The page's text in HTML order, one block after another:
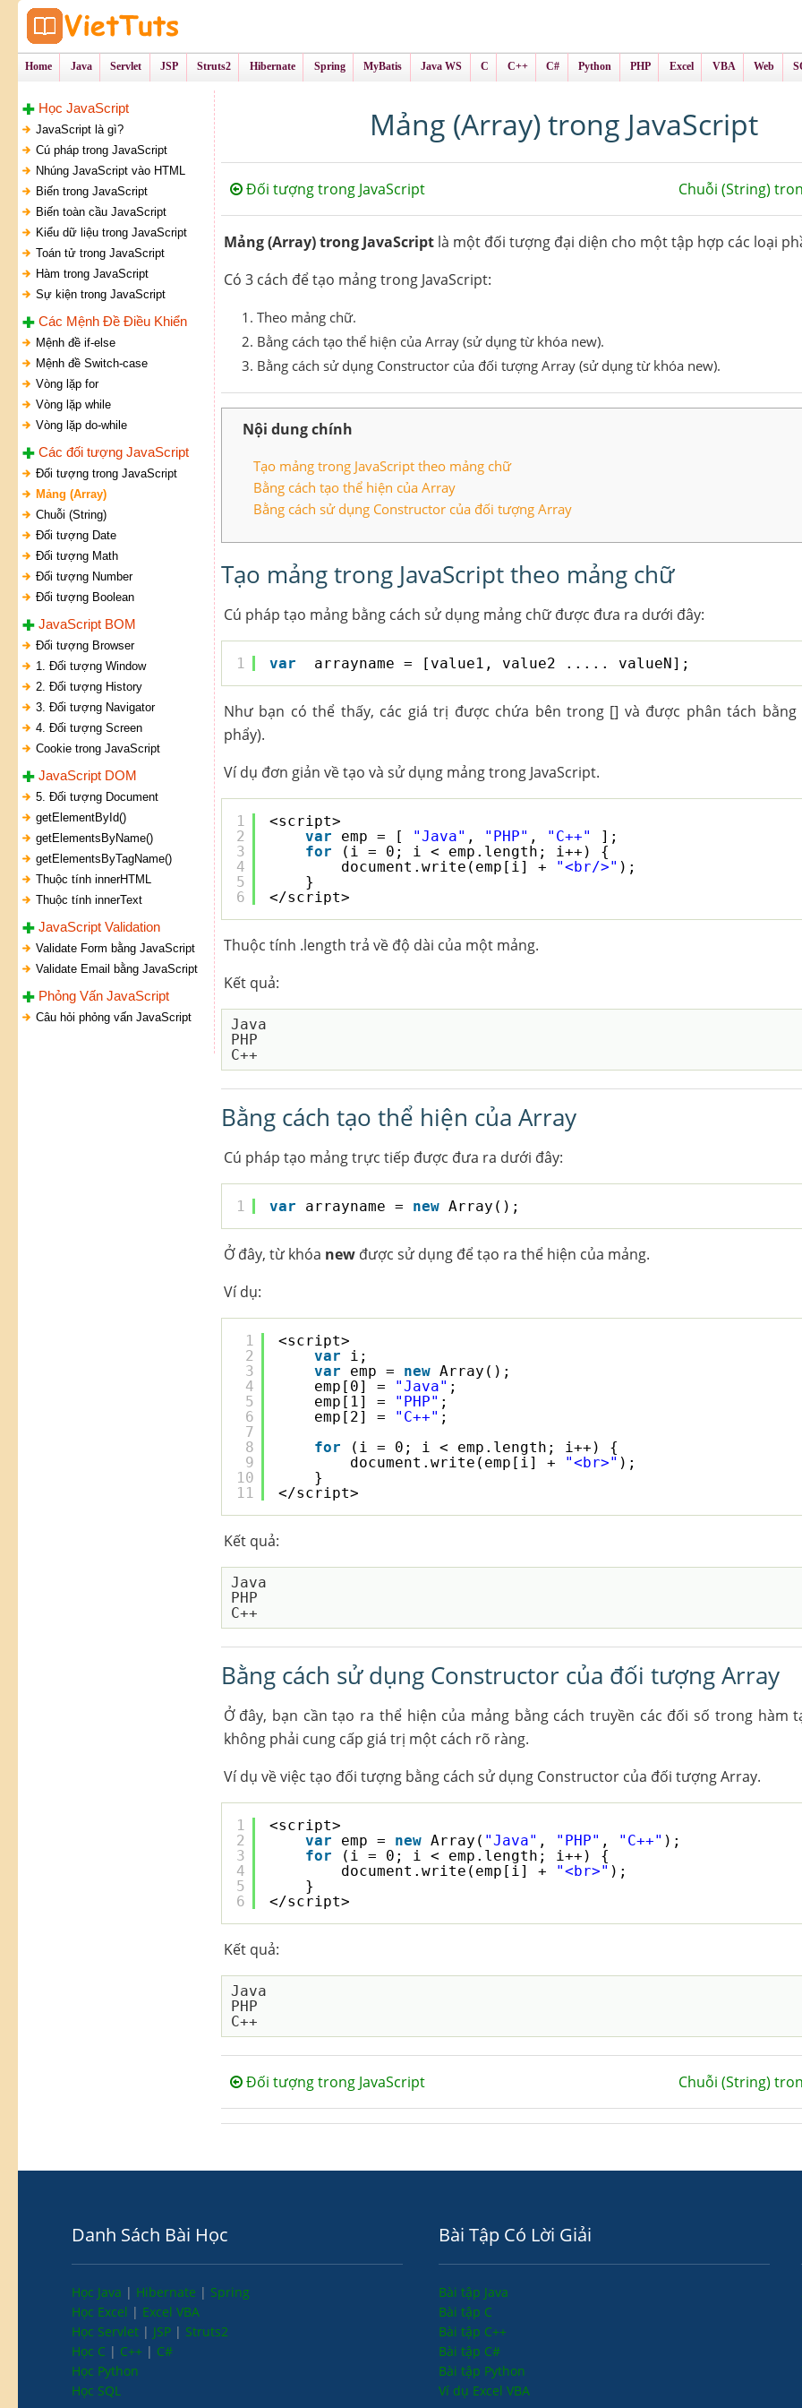
Home Java Servlet JSP Struts2 Hibernate Spring MyBatis Java WS C C++ C# Python PHP Excel VBA Web
Học JavaScript
JavaScript là gì?
Cú pháp trong JavaScript
Nhúng JavaScript vào HTML
Biến trong JavaScript
Biến toàn cầu JavaScript
Kiểu dữ liệu trong JavaScript
Toán tử trong JavaScript
Hàm trong JavaScript
Sự kiện trong JavaScript
Các Mệnh Đề Điều Khiển
Mệnh đề if-else
Mệnh đề Switch-case
Vòng lặp for
Vòng lặp while
Vòng lặp do-while
Các đối tượng JavaScript
Đối tượng trong JavaScript
Mảng (Array)
Chuỗi (String)
Đối tượng Date
Đối tượng Math
Đối tượng Number
Đối tượng Boolean
JavaScript BOM
Đối tượng Browser
1. Đối tượng Window
2. Đối tượng History
3. Đối tượng Navigator
4. Đối tượng Screen
Cookie trong JavaScript
JavaScript DOM
5. Đối tượng Document
getElementById()
getElementsByName()
getElementsByTagName()
Thuộc tính innerHTML
Thuộc tính innerText
JavaScript Validation
Validate Form bằng JavaScript
Validate Email bằng JavaScript
Phỏng Vấn JavaScript
Câu hỏi phỏng vấn JavaScript
Mảng (Array) trong JavaScript
Đối tượng trong JavaScript Chuỗi (String)
Mảng (Array) trong JavaScriptlà một đối tượng đại diện cho một tập hợp các loại
Có 3 cách để tạo mảng trong JavaScript:
Theo mảng chữ.
Bằng cách tạo thể hiện của Array (sử dụng từ khóa new).
Bằng cách sử dụng Constructor của đối tượng Array (sử dụng từ khóa new).
Nội dung chính
Tạo mảng trong JavaScript theo mảng chữ
Bằng cách tạo thể hiện của Array
Bằng cách sử dụng Constructor của đối tượng Array
Tạo mảng trong JavaScript theo mảng chữ
Cú pháp tạo mảng bằng cách sử dụng mảng chữ được đưa ra dưới đây:
1 var arrayname = [value1, value2 ..... valueN];
Như bạn có thể thấy, các giá trị được chứa bên trong [] và được phân tách bằng
phẩy).
Ví dụ đơn giản về tạo và sử dụng mảng trong JavaScript.
1
2
3
4
5
6
<script>
var
emp = [ "Java" , "PHP" , "C++"
];
for
(i = 0; i < emp.length; i++) {
document.write(emp[i] +
"<br/>" );
}
</script>
Thuộc tính .length trả về độ dài của một mảng.
Kết quả:
Java
PHP
Bằng cách tạo thể hiện của Array
Cú pháp tạo mảng trực tiếp được đưa ra dưới đây:
1 var arrayname = new Array();
Ở đây, từ khóa newđược sử dụng để tạo ra thể hiện của mảng.
Ví dụ:
1
2
3
4
5
6
7
8
9
10
11
<script>
var
i;
var
emp = new Array();
emp[0] =
"Java" ;
emp[1] =
"PHP" ;
emp[2] =
"C++" ;
for
(i = 0; i < emp.length; i++) {
document.write(emp[i] +
"<br>" );
}
</script>
Kết quả:
Java
PHP
Bằng cách sử dụng Constructor của đối tượng Array
Ở đây, bạn cần tạo ra thể hiện của mảng bằng cách truyền các đối số trong hàm
không phải cung cấp giá trị một cách rõ ràng.
Ví dụ về việc tạo đối tượng bằng cách sử dụng Constructor của đối tượng Array.
1
2
3
4
5
6
<script>
var
emp = new Array( "Java" , "PHP" , "C++" );
for
(i = 0; i < emp.length; i++) {
document.write(emp[i] +
"<br>" );
}
</script>
Kết quả:
Java
PHP
Đối tượng trong JavaScript Chuỗi (String)
Danh Sách Bài Học
Học Java | Hibernate | Spring
Học Excel | Excel VBA
Học Servlet | JSP | Struts2
Học C | C++ | C#
Học Python
Học SQL
Bài Tập Có Lời Giải
Bài tập Java
Bài tập C
Bài tập C++
Bài tập C#
Bài tập Python
Ví dụ Excel VBA